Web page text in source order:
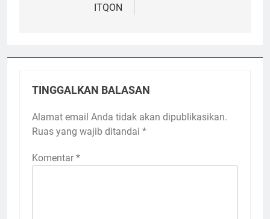
ITQON
TINGGALKAN BALASAN
Alamat email Anda tidak akan dipublikasikan.
Ruas yang wajib ditandai *
Komentar *